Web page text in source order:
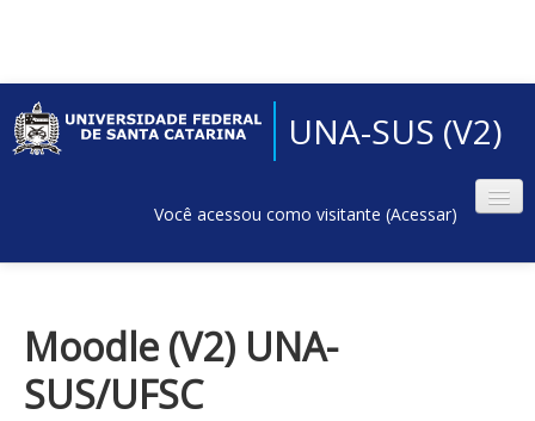
UNA-SUS (V2)
Você acessou como visitante (Acessar)
Moodle (V2) UNA-
SUS/UFSC